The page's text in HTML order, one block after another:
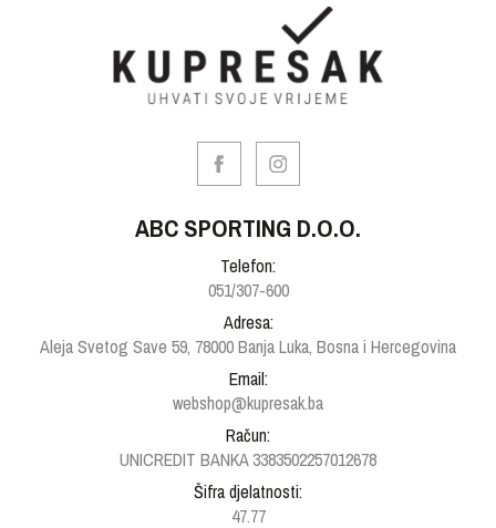
ABC SPORTING D.O.O.
Telefon:
051/307-600
Adresa:
Aleja Svetog Save 59, 78000 Banja Luka, Bosna i Hercegovina
Email:
webshop@kupresak.ba
Račun:
UNICREDIT BANKA 3383502257012678
Šifra djelatnosti:
47.77